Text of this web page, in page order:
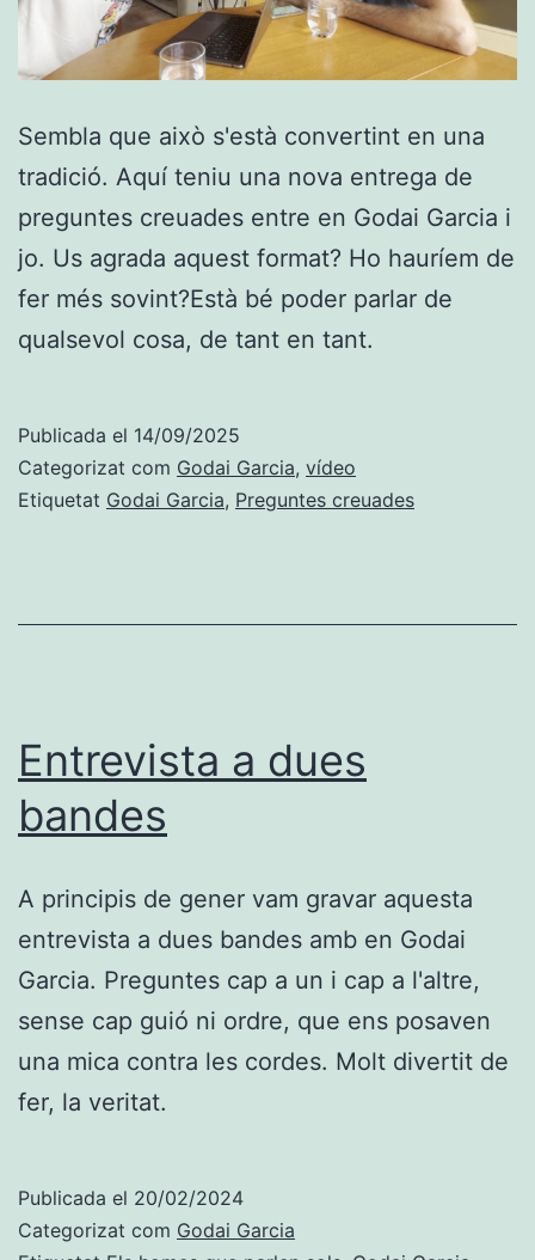
Sembla que això s'està convertint en una
tradició. Aquí teniu una nova entrega de
preguntes creuades entre en Godai Garcia i
jo. Us agrada aquest format? Ho hauríem de
fer més sovint?Està bé poder parlar de
qualsevol cosa, de tant en tant.
Publicada el 14/09/2025
Categorizat com Godai Garcia, vídeo
Etiquetat Godai Garcia, Preguntes creuades
Entrevista a dues
bandes
A principis de gener vam gravar aquesta
entrevista a dues bandes amb en Godai
Garcia. Preguntes cap a un i cap a l'altre,
sense cap guió ni ordre, que ens posaven
una mica contra les cordes. Molt divertit de
fer, la veritat.
Publicada el 20/02/2024
Categorizat com Godai Garcia